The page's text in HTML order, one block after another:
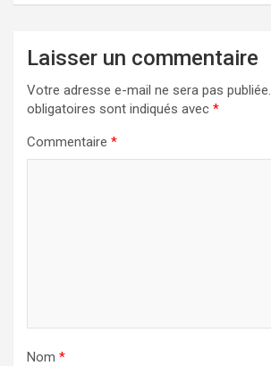
Laisser un commentaire
Votre adresse e-mail ne sera pas publiée.
obligatoires sont indiqués avec *
Commentaire *
Nom *